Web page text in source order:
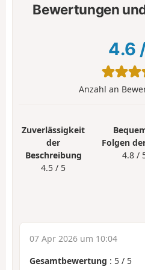
Bewertungen
4.6
Anzahl an
Zuverlässigkeit
der
Beschreibung
4.5 / 5
Folgen
4.8 /
07 Apr 2026 um 10:04
Gesamtbewertung : 5 / 5